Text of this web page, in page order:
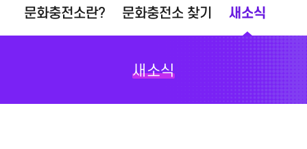
문화충전소란? 문화충전소 찾기 새소식
새소식